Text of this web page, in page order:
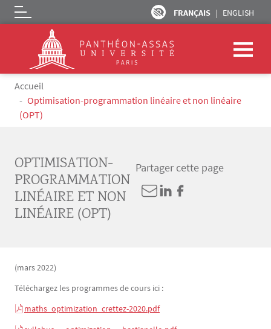
Aller au contenu principal
FRANÇAIS ENGLISH
Logo
Fil d'Ariane
Accueil
Optimisation-programmation linéaire et non linéaire
(OPT)
OPTIMISATION-
PROGRAMMATION
LINÉAIRE ET NON
LINÉAIRE (OPT)
Partager cette page
(mars 2022)
Téléchargez les programmes de cours ici :
maths_optimization_crettez-2020.pdf